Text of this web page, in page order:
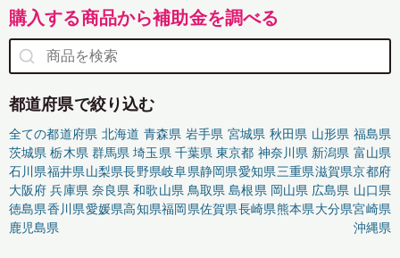
購入する商品から補助金を調べる
都道府県で絞り込む
全ての都道府県 北海道 青森県 岩手県 宮城県 秋田県 山形県 福島県
茨城県 栃木県 群馬県 埼玉県 千葉県 東京都 神奈川県 新潟県 富山県
石川県福井県山梨県長野県岐阜県静岡県愛知県三重県滋賀県京都府
大阪府 兵庫県 奈良県 和歌山県 鳥取県 島根県 岡山県 広島県 山口県
徳島県香川県愛媛県高知県福岡県佐賀県長崎県熊本県大分県宮崎県
鹿児島県
沖縄県